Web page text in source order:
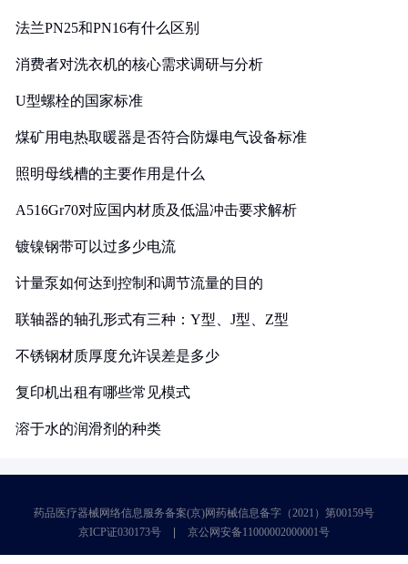
法兰PN25和PN16有什么区别
消费者对洗衣机的核心需求调研与分析
U型螺栓的国家标准
煤矿用电热取暖器是否符合防爆电气设备标准
照明母线槽的主要作用是什么
A516Gr70对应国内材质及低温冲击要求解析
镀镍钢带可以过多少电流
计量泵如何达到控制和调节流量的目的
联轴器的轴孔形式有三种：Y型、J型、Z型
不锈钢材质厚度允许误差是多少
复印机出租有哪些常见模式
溶于水的润滑剂的种类
药品医疗器械网络信息服务备案(京)网药械信息备字（2021）第00159号
京ICP证030173号
京公网安备11000002000001号